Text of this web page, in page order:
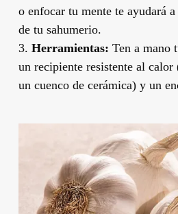
o enfocar tu mente te ayudará
de tu sahumerio.
3. Herramientas: Ten a mano
un recipiente resistente al
un cuenco de cerámica) y un